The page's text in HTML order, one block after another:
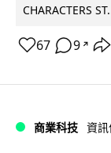
CHARACTERS
67 9 ↗
商業科技 資訊